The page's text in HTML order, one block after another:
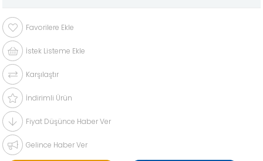
Favorilere Ekle
İstek Listeme Ekle
Karşılaştır
İndirimli Ürün
Fiyat Düşünce Haber Ver
Gelince Haber Ver